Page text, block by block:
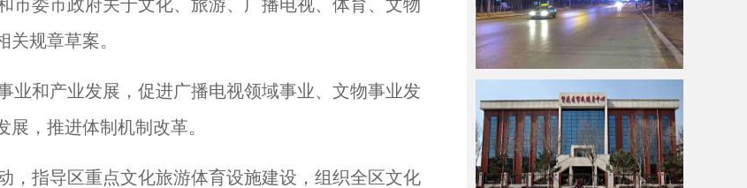
市委市政府关于文化、旅游、广播电视、体育、文物
规章草案。
业和产业发展，促进广播电视领域事业、文物事业发
，推进体制机制改革。
，指导区重点文化旅游体育设施建设，组织全区文化